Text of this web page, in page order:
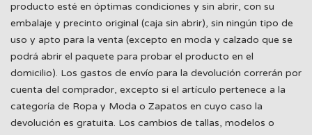
producto esté en óptimas condiciones y sin abrir, con su
embalaje y precinto original (caja sin abrir), sin ningún tipo de
uso y apto para la venta (excepto en moda y calzado que se
podrá abrir el paquete para probar el producto en el
domicilio). Los gastos de envío para la devolución correrán por
cuenta del comprador, excepto si el artículo pertenece a la
categoría de Ropa y Moda o Zapatos en cuyo caso la
devolución es gratuita. Los cambios de tallas, modelos o